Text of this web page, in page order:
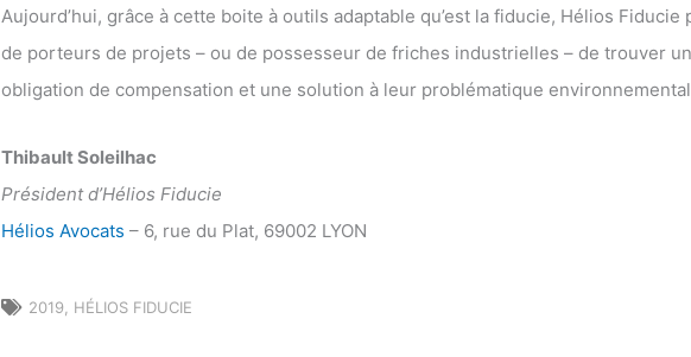
Aujourd’hui, grâce à cette boite à outils adaptable qu’est la fiducie, Hélios Fiducie
de porteurs de projets – ou de possesseur de friches industrielles – de trouver
obligation de compensation et une solution à leur problématique
Thibault Soleilhac
Président d’Hélios Fiducie
Hélios Avocats – 6, rue du Plat, 69002 LYON
2019 HÉLIOS FIDUCIE